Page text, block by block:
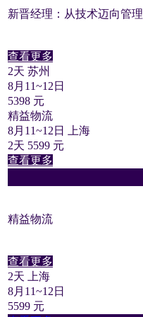
新晋经理：从技术迈向管理
查看更多
2天 苏州
8月11~12日
5398 元
精益物流
8月11~12日 上海
2天 5599 元
查看更多
精益物流
查看更多
2天 上海
8月11~12日
5599 元